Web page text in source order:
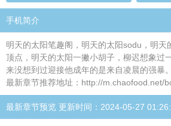
手机简介
明天的太阳笔趣阁，明天的太阳sodu，明天
顶点，明天的太阳一撇小胡子，柳迟想象过
来没想到过迎接他成年的是来自凌晨的强暴。
最新章节推荐地址：http://m.chaofood.net/
最新章节预览 更新时间：2024-05-27